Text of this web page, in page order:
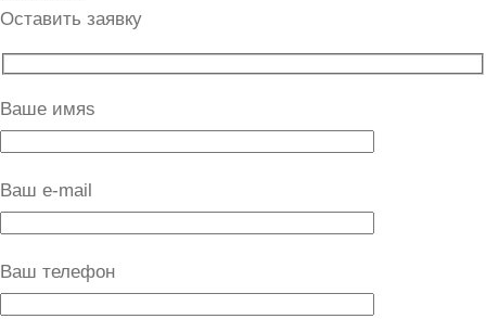
Оставить заявку
Ваше имяs
Ваш e-mail
Ваш телефон